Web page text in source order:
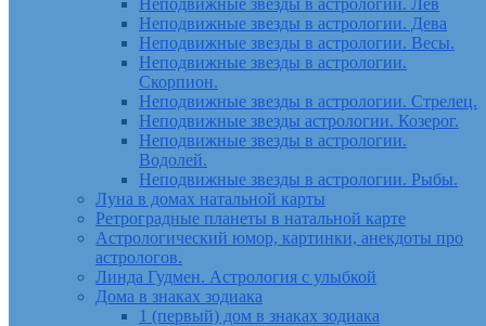
Неподвижные звезды в астрологии. Лев
Неподвижные звезды в астрологии. Дева
Неподвижные звезды в астрологии. Весы.
Неподвижные звезды в астрологии.
Скорпион.
Неподвижные звезды в астрологии. Стрелец.
Неподвижные звезды астрологии. Козерог.
Неподвижные звезды в астрологии.
Водолей.
Неподвижные звезды в астрологии. Рыбы.
Луна в домах натальной карты
Ретроградные планеты в натальной карте
Астрологический юмор, картинки, анекдоты про
астрологов.
Линда Гудмен. Астрология с улыбкой
Дома в знаках зодиака
1 (первый) дом в знаках зодиака